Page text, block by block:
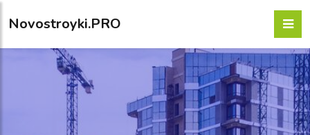
Novostroyki.PRO